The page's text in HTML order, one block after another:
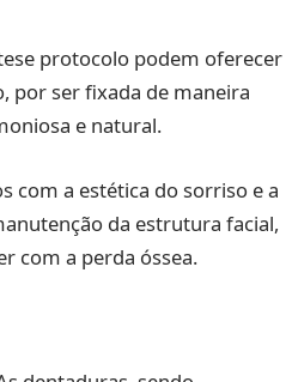
protocolo podem oferecer
por ser fixada de maneira
e natural.
com a estética do sorriso e a
da estrutura facial,
com a perda óssea.